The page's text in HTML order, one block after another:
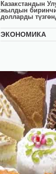
Казакстандын
жылдын
долларды
ЭКОНОМИКА